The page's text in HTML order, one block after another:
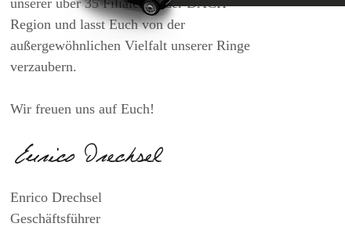
unserer über 35 Filialen in der DACH-
Region und lasst Euch von der
außergewöhnlichen Vielfalt unserer Ringe
verzaubern.
Wir freuen uns auf Euch!
Enrico Drechsel
Geschäftsführer